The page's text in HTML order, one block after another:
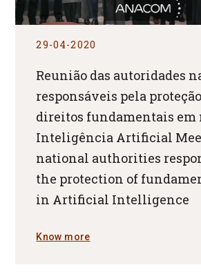
29-04-2020
Reunião das autoridades
responsáveis pela
direitos fundamentais em
Inteligência Artificial
national authorities
the protection of
in Artificial Intelligence
Know more